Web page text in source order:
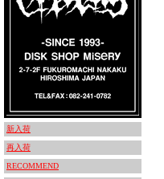
新入荷
再入荷
RECOMMEND